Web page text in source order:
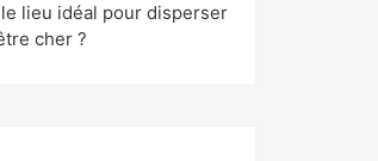
lieu idéal pour disperser
cher ?